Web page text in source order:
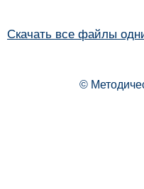
Скачать все файлы
©